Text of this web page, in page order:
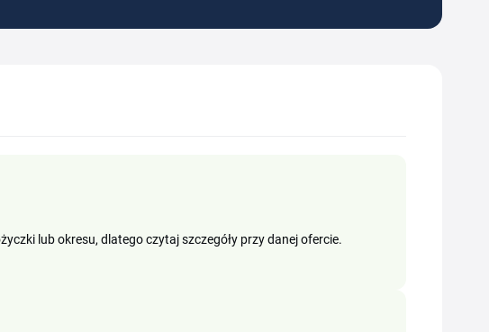
lub okresu, dlatego czytaj szczegóły przy danej ofercie.